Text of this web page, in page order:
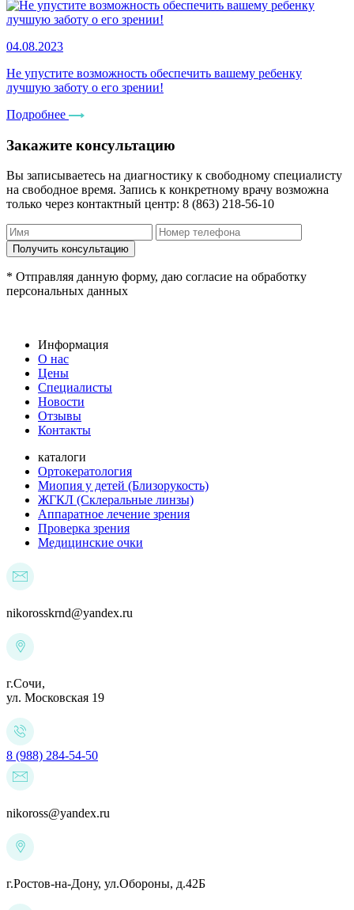
04.08.2023
Не упустите возможность обеспечить вашему ребенку
лучшую заботу о его зрении!
Подробнее
Закажите консультацию
Вы записываетесь на диагностику к свободному специалисту
на свободное время. Запись к конкретному врачу возможна
только через контактный центр: 8 (863) 218-56-10
* Отправляя данную форму, даю согласие на обработку
персональных данных
Информация
О нас
Цены
Специалисты
Новости
Отзывы
Контакты
каталоги
Ортокератология
Миопия у детей (Близорукость)
ЖГКЛ (Склеральные линзы)
Аппаратное лечение зрения
Проверка зрения
Медицинские очки
nikorosskrnd@yandex.ru
г.Сочи,
ул. Московская 19
8 (988) 284-54-50
nikoross@yandex.ru
г.Ростов-на-Дону, ул.Обороны, д.42Б